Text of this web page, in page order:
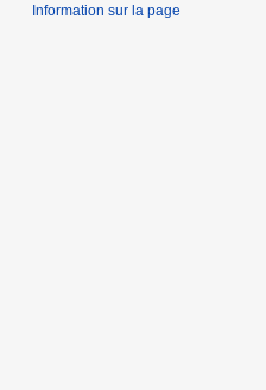
Information sur la page